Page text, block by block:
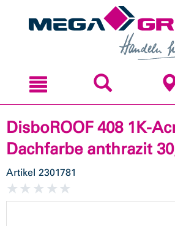
DisboROOF 408 1K-
Dachfarbe anthrazit
Artikel 2301781